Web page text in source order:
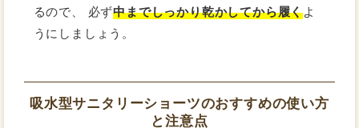
るので、 必ず中までしっかり乾かしてから履くよ
うにしましょう。
吸水型サニタリーショーツのおすすめの使い方
と注意点